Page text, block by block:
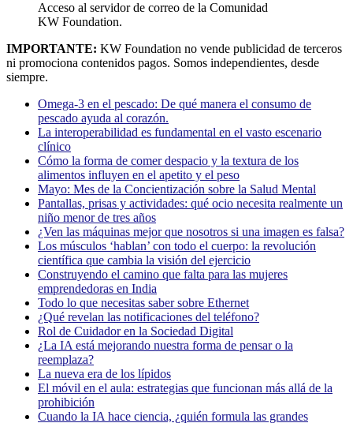
Acceso al servidor de correo de la Comunidad
KW Foundation.
IMPORTANTE: KW Foundation no vende publicidad de terceros
ni promociona contenidos pagos. Somos independientes, desde
siempre.
Omega-3 en el pescado: De qué manera el consumo de
pescado ayuda al corazón.
La interoperabilidad es fundamental en el vasto escenario
clínico
Cómo la forma de comer despacio y la textura de los
alimentos influyen en el apetito y el peso
Mayo: Mes de la Concientización sobre la Salud Mental
Pantallas, prisas y actividades: qué ocio necesita realmente un
niño menor de tres años
¿Ven las máquinas mejor que nosotros si una imagen es falsa?
Los músculos ‘hablan’ con todo el cuerpo: la revolución
científica que cambia la visión del ejercicio
Construyendo el camino que falta para las mujeres
emprendedoras en India
Todo lo que necesitas saber sobre Ethernet
¿Qué revelan las notificaciones del teléfono?
Rol de Cuidador en la Sociedad Digital
¿La IA está mejorando nuestra forma de pensar o la
reemplaza?
La nueva era de los lípidos
El móvil en el aula: estrategias que funcionan más allá de la
prohibición
Cuando la IA hace ciencia, ¿quién formula las grandes